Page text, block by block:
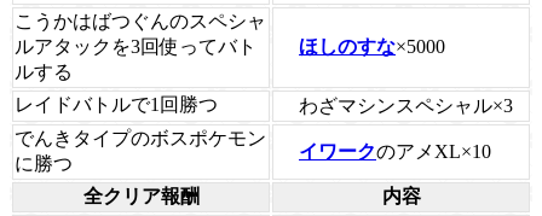
こうかはばつぐんのスペシャ
ルアタックを3回使ってバト
ルする
ほしのすな×5000
レイドバトルで1回勝つ
わざマシンスペシャル×3
でんきタイプのボスポケモン
に勝つ
イワークのアメXL×10
全クリア報酬
内容